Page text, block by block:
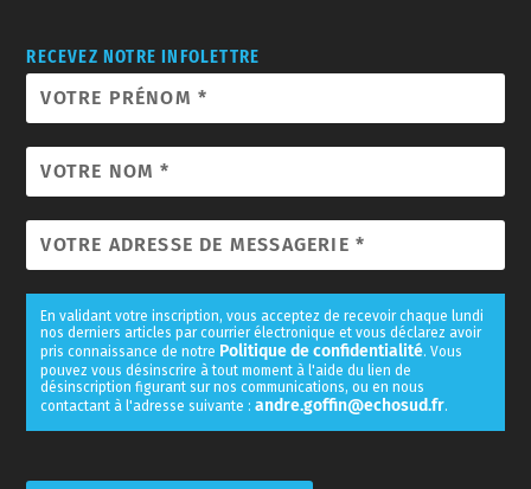
RECEVEZ NOTRE INFOLETTRE
En validant votre inscription, vous acceptez de recevoir chaque lundi
nos derniers articles par courrier électronique et vous déclarez avoir
pris connaissance de notre Politique de confidentialité. Vous
pouvez vous désinscrire à tout moment à l'aide du lien de
désinscription figurant sur nos communications, ou en nous
contactant à l'adresse suivante :andre.goffin@echosud.fr.